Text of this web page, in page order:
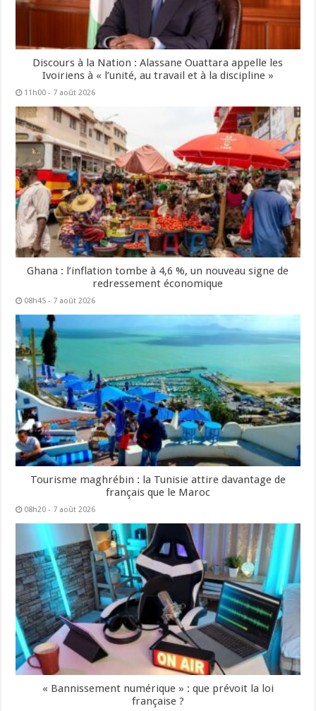
Discours à la Nation : Alassane Ouattara appelle les
Ivoiriens à « l’unité, au travail et à la discipline »
11h00 - 7 août 2026
Ghana : l’inflation tombe à 4,6 %, un nouveau signe de
redressement économique
08h45 - 7 août 2026
Tourisme maghrébin : la Tunisie attire davantage de
français que le Maroc
08h20 - 7 août 2026
« Bannissement numérique » : que prévoit la loi
française ?